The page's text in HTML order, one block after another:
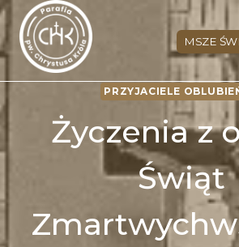
Przejdź
do
treści
MSZE
PRZYJACIELE
Życzenia z
Świąt